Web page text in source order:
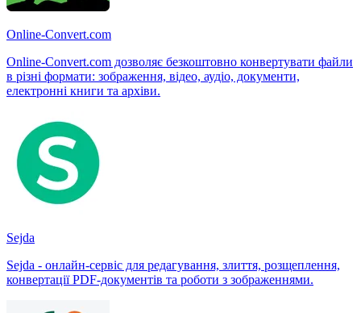
Online-Convert.com
Online-Convert.com дозволяє безкоштовно конвертувати файли
в різні формати: зображення, відео, аудіо, документи,
електронні книги та архіви.
Sejda
Sejda - онлайн-сервіс для редагування, злиття, розщеплення,
конвертації PDF-документів та роботи з зображеннями.